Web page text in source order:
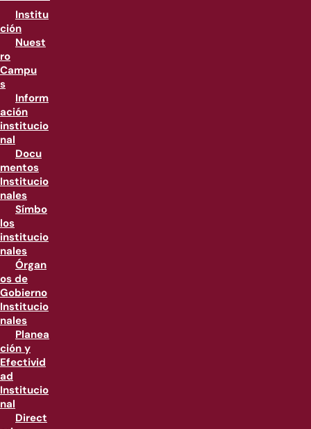
Institu
ción
Nuest
ro
Campu
s
Inform
ación
institucio
nal
Docu
mentos
Institucio
nales
Símbo
los
institucio
nales
Órgan
os de
Gobierno
Institucio
nales
Planea
ción y
Efectivid
ad
Institucio
nal
Direct